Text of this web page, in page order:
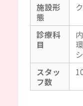
施設形
態
診療科
目
スタッ
フ数